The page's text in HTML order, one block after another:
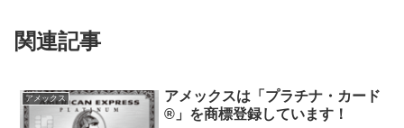
関連記事
アメックス
アメックスは「プラチナ・カード
®」を商標登録しています！